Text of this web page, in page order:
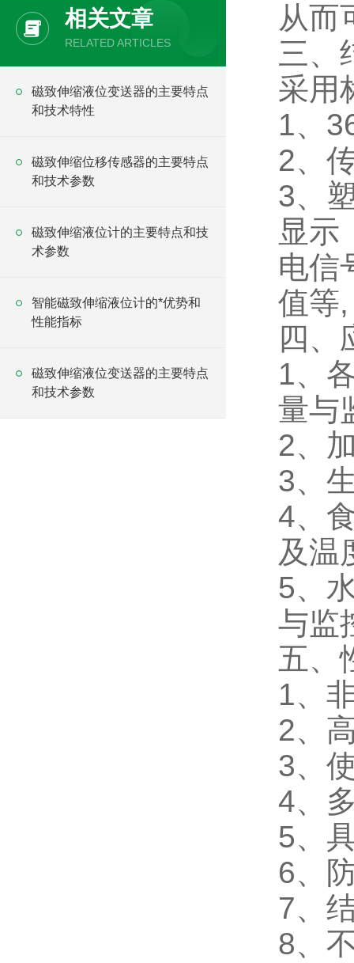
相关文章
RELATED ARTICLES
磁致伸缩液位变送器的主要特点
和技术特性
磁致伸缩位移传感器的主要特点
和技术参数
磁致伸缩液位计的主要特点和技
术参数
智能磁致伸缩液位计的*优势和
性能指标
磁致伸缩液位变送器的主要特点
和技术参数
从而
三、
采用
1、
2、
3、
显示
电信
值等
四、
1、
量与
2、
3、
4、
及温
5、
与监
五、
1、
2、
3、
4、
5、
6、
7、
8、